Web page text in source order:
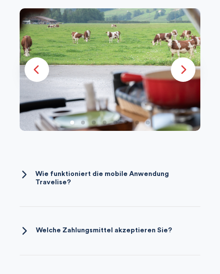
Wie funktioniert die mobile Anwendung
Travelise?
Welche Zahlungsmittel akzeptieren Sie?